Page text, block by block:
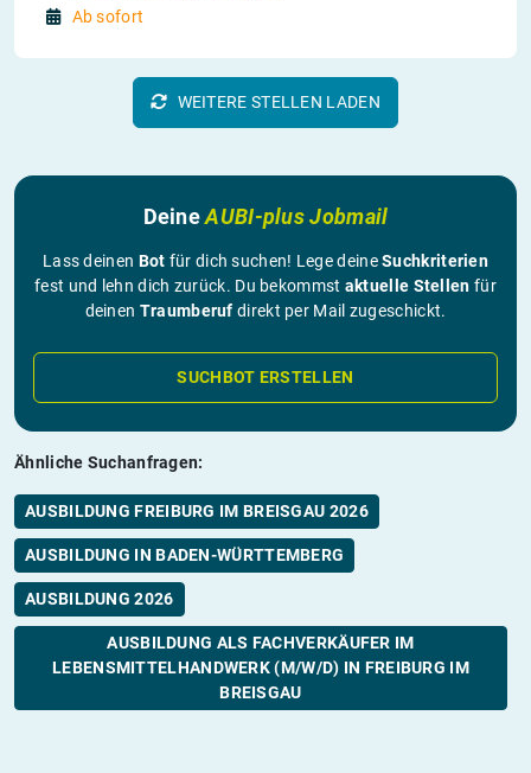
Ab sofort
WEITERE STELLEN LADEN
DeineAUBI-plus Jobmail
Lass deinen Bot für dich suchen! Lege deineSuchkriterien
fest und lehn dich zurück. Du bekommst aktuelle Stellen für
deinen Traumberuf direkt per Mail zugeschickt.
SUCHBOT ERSTELLEN
Ähnliche Suchanfragen:
AUSBILDUNG FREIBURG IM BREISGAU 2026
AUSBILDUNG IN BADEN-WÜRTTEMBERG
AUSBILDUNG 2026
AUSBILDUNG ALS FACHVERKÄUFER IM
LEBENSMITTELHANDWERK (M/W/D) IN FREIBURG IM
BREISGAU